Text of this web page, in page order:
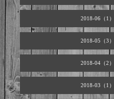
2018-06（1）
2018-05（3）
2018-04（2）
2018-03（1）